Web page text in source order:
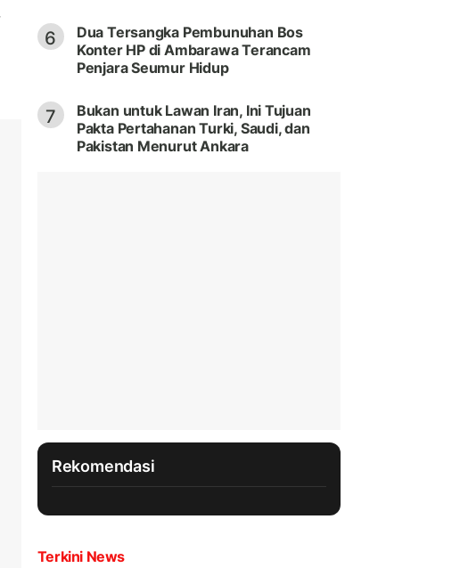
6
Dua Tersangka Pembunuhan Bos
Konter HP di Ambarawa Terancam
Penjara Seumur Hidup
7
Bukan untuk Lawan Iran, Ini Tujuan
Pakta Pertahanan Turki, Saudi, dan
Pakistan Menurut Ankara
Rekomendasi
Terkini News